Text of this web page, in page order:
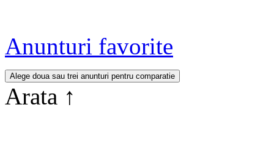
Anunturi favorite
Arata ↑